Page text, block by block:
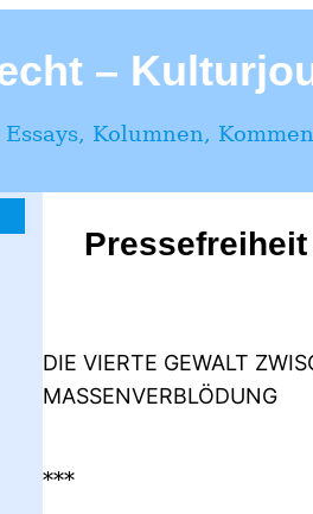
–
Kolumnen,
DIE VIERTE GEWALT
MASSENVERBLÖDUNG
***